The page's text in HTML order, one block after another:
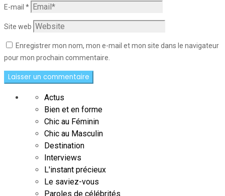
E-mail *
Site web
Enregistrer mon nom, mon e-mail et mon site dans le navigateur
pour mon prochain commentaire.
Actus
Bien et en forme
Chic au Féminin
Chic au Masculin
Destination
Interviews
L'instant précieux
Le saviez-vous
Paroles de célébrités